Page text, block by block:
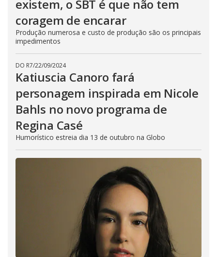
existem, o SBT é que não tem
coragem de encarar
Produção numerosa e custo de produção são os principais
impedimentos
DO R7/22/09/2024
Katiuscia Canoro fará
personagem inspirada em Nicole
Bahls no novo programa de
Regina Casé
Humorístico estreia dia 13 de outubro na Globo